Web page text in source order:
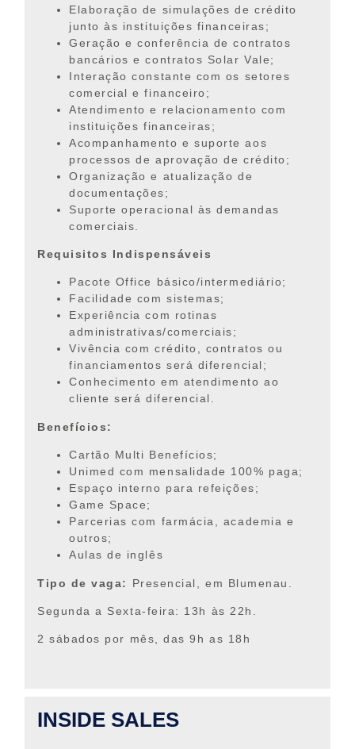
Elaboração de simulações de crédito
junto às instituições financeiras;
Geração e conferência de contratos
bancários e contratos Solar Vale;
Interação constante com os setores
comercial e financeiro;
Atendimento e relacionamento com
instituições financeiras;
Acompanhamento e suporte aos
processos de aprovação de crédito;
Organização e atualização de
documentações;
Suporte operacional às demandas
comerciais.
Requisitos Indispensáveis
Pacote Office básico/intermediário;
Facilidade com sistemas;
Experiência com rotinas
administrativas/comerciais;
Vivência com crédito, contratos ou
financiamentos será diferencial;
Conhecimento em atendimento ao
cliente será diferencial.
Benefícios:
Cartão Multi Benefícios;
Unimed com mensalidade 100% paga;
Espaço interno para refeições;
Game Space;
Parcerias com farmácia, academia e
outros;
Aulas de inglês
Tipo de vaga: Presencial, em Blumenau.
Segunda a Sexta-feira: 13h às 22h.
2 sábados por mês, das 9h as 18h
INSIDE SALES